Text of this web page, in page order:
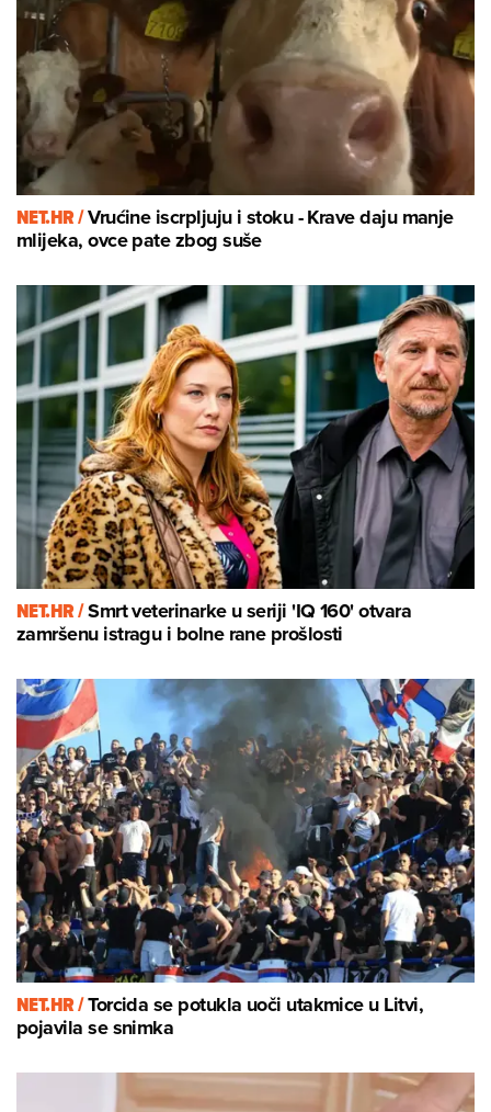
NET.HR /Vrućine iscrpljuju i stoku - Krave daju manje
mlijeka, ovce pate zbog suše
NET.HR /Smrt veterinarke u seriji 'IQ 160' otvara
zamršenu istragu i bolne rane prošlosti
NET.HR /Torcida se potukla uoči utakmice u Litvi,
pojavila se snimka